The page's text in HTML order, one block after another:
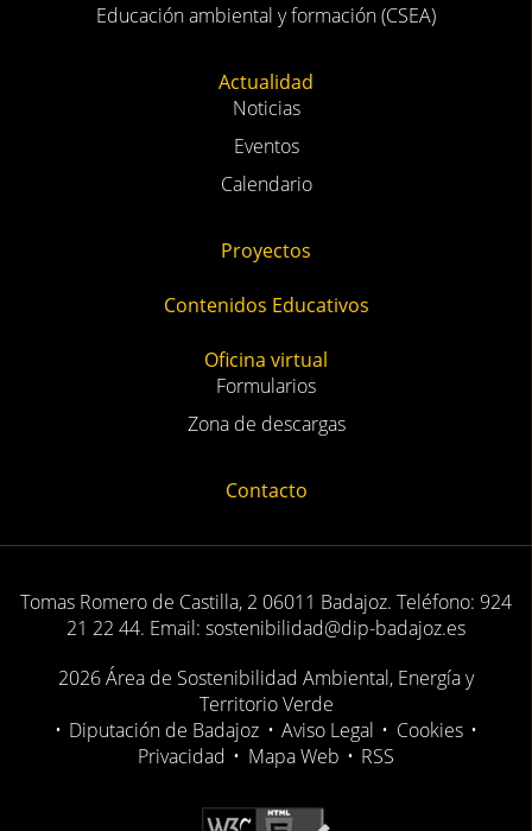
Eficiencia Energética
Sostenibilidad y Cambio Climático
Viveros y zonas verdes
Educación ambiental y formación (CSEA)
Actualidad
Calendario
Proyectos
Contenidos Educativos
Oficina virtual
Zona de descargas
Contacto
21 22 44. Email: sostenibilidad@dip-badajoz.es